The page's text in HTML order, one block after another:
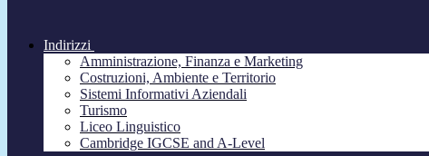
Indirizzi
Amministrazione, Finanza e Marketing
Costruzioni, Ambiente e Territorio
Sistemi Informativi Aziendali
Turismo
Liceo Linguistico
Cambridge IGCSE and A-Level